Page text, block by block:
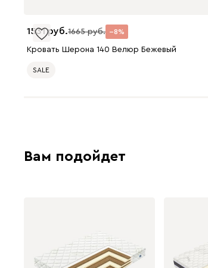
1531 1665 8
Кровать Шерона 140 Велюр Бежевый
SALE
Вам подойдет